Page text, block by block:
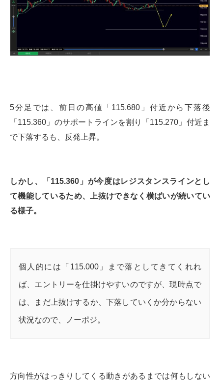
5分足では、前日の高値「115.680」付近から下落後
「115.360」のサポートラインを割り「115.270」付近ま
で下落するも、反発上昇。
しかし、「115.360」が今度はレジスタンスラインとし
て機能しているため、上抜けできなく横ばいが続いてい
る様子。
個人的には「115.000」まで落としてきてくれれ
ば、エントリーを仕掛けやすいのですが、現時点で
は、まだ上抜けするか、下落していくか分からない
状況なので、ノーポジ。
方向性がはっきりしてくる動きがあるまでは何もしない